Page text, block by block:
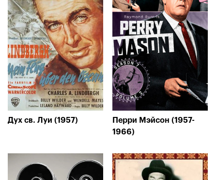
Дух св. Луи (1957)
Перри Мэйсон (1957-
1966)